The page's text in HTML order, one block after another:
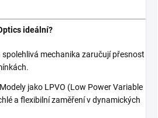
ideální?
mechanika zaručují přesnost
Modely jako LPVO (Low Power Variable
a flexibilní zaměření v dynamických